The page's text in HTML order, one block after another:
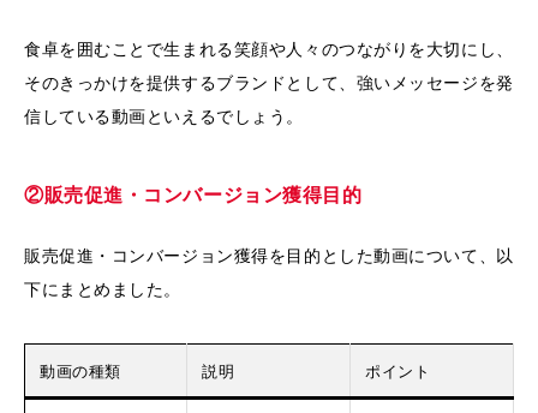
食卓を囲むことで生まれる笑顔や人々のつながりを大切にし、
そのきっかけを提供するブランドとして、強いメッセージを発
信している動画といえるでしょう。
②販売促進・コンバージョン獲得目的
販売促進・コンバージョン獲得を目的とした動画について、以
下にまとめました。
動画の種類 説明 ポイント